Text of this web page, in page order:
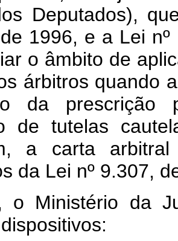
Deputados),
1996, e a Lei
o âmbito de
árbitros quando
da
de tutelas
a carta
da Lei nº 9.307,
o Ministério da